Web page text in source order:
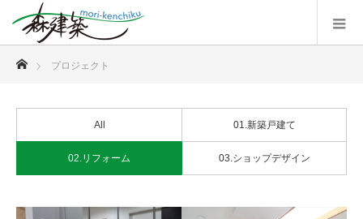
プロジェクト
All 01.新築戸建て
02.リフォーム 03.ショップデザイン